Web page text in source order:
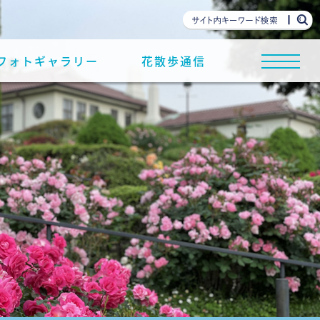
ォトギャラリー 花散歩通信